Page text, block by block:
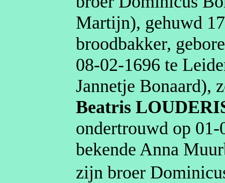
Martijn), gehuwd
broodbakker,
08‑02‑1696 te
Jannetje Bonaard),
Beatris
ondertrouwd op
bekende Anna
zijn broer